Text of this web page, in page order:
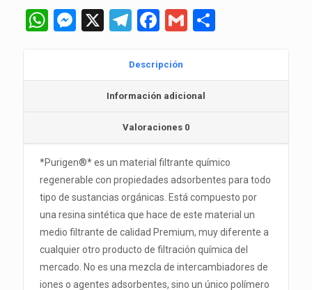
cantidadWhatsApp
Messenger
X Telegram
Facebook
Gmail
Descripción
Información adicional
Valoraciones 0
*Purigen®* es un material filtrante químico
regenerable con propiedades adsorbentes para todo
tipo de sustancias orgánicas. Está compuesto por
una resina sintética que hace de este material un
medio filtrante de calidad Premium, muy diferente a
cualquier otro producto de filtración química del
mercado. No es una mezcla de intercambiadores de
iones o agentes adsorbentes, sino un único polímero